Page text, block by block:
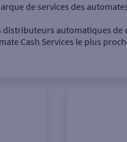
de services des
automatiques de
Cash Services le plus